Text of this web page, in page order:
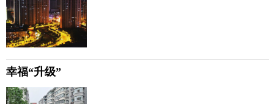
幸福“升级”